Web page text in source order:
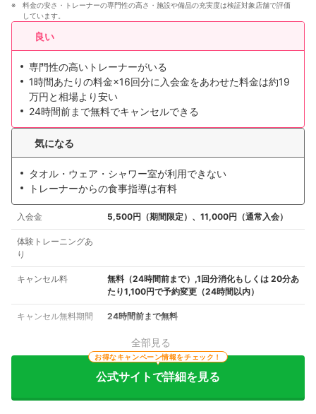
料金の安さ・トレーナーの専門性の高さ・施設や備品の充実度は検証対象店舗で評価
しています。
良い
専門性の高いトレーナーがいる
1時間あたりの料金×16回分に入会金をあわせた料金は約19
万円と相場より安い
24時間前まで無料でキャンセルできる
気になる
タオル・ウェア・シャワー室が利用できない
トレーナーからの食事指導は有料
入会金 5,500円（期間限定）、11,000円（通常入会）
体験トレーニングあ
り
キャンセル料
無料（24時間前まで）,1回分消化もしくは 20分あ
たり1,100円で予約変更（24時間以内）
キャンセル無料期間 24時間前まで無料
全部見る
公式サイトで詳細を見る
お得なキャンペーン情報をチェック！